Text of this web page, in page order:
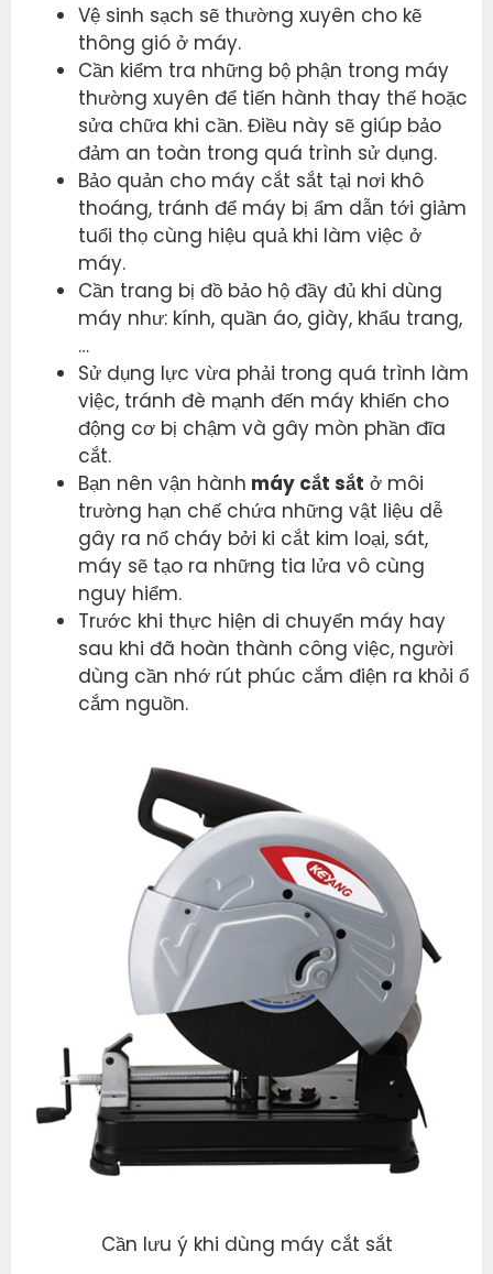
Vệ sinh sạch sẽ thường xuyên cho kẽ
thông gió ở máy.
Cần kiểm tra những bộ phận trong máy
thường xuyên để tiến hành thay thế hoặc
sửa chữa khi cần. Điều này sẽ giúp bảo
đảm an toàn trong quá trình sử dụng.
Bảo quản cho máy cắt sắt tại nơi khô
thoáng, tránh để máy bị ẩm dẫn tới giảm
tuổi thọ cùng hiệu quả khi làm việc ở
máy.
Cần trang bị đồ bảo hộ đầy đủ khi dùng
máy như: kính, quần áo, giày, khẩu trang,
…
Sử dụng lực vừa phải trong quá trình làm
việc, tránh đè mạnh đến máy khiến cho
động cơ bị chậm và gây mòn phần đĩa
cắt.
Bạn nên vận hành máy cắt sắt ở môi
trường hạn chế chứa những vật liệu dễ
gây ra nổ cháy bởi ki cắt kim loại, sát,
máy sẽ tạo ra những tia lửa vô cùng
nguy hiểm.
Trước khi thực hiện di chuyển máy hay
sau khi đã hoàn thành công việc, người
dùng cần nhớ rút phúc cắm điện ra khỏi ổ
cắm nguồn.
Cần lưu ý khi dùng máy cắt sắt